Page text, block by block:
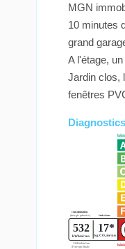
MGN
10 minutes
grand
A l'étage,
Jardin clos,
fenêtres